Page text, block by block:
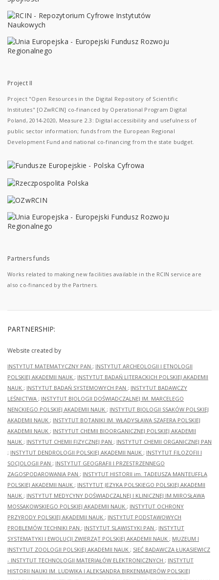
Project II
Project "Open Resources in the Digital Repository of Scientific
Institutes" [OZwRCIN] co-financed by Operational Program Digital
Poland, 2014-2020, Measure 2.3: Digital accessibility and usefulness of
public sector information; funds from the European Regional
Development Fund and national co-financing from the state budget.
Partners funds
Works related to making new facilities available in the RCIN service are
also co-financed by the Partners.
PARTNERSHIP:
Website created by
INSTYTUT MATEMATYCZNY PAN ; INSTYTUT ARCHEOLOGII I ETNOLOGII
POLSKIEJ AKADEMII NAUK ; INSTYTUT BADAŃ LITERACKICH POLSKIEJ AKADEMII
NAUK ; INSTYTUT BADAŃ SYSTEMOWYCH PAN ; INSTYTUT BADAWCZY
LEŚNICTWA ; INSTYTUT BIOLOGII DOŚWIADCZALNEJ IM. MARCELEGO
NENCKIEGO POLSKIEJ AKADEMII NAUK ; INSTYTUT BIOLOGII SSAKÓW POLSKIEJ
AKADEMII NAUK ; INSTYTUT BOTANIKI IM. WŁADYSŁAWA SZAFERA POLSKIEJ
AKADEMII NAUK ; INSTYTUT CHEMII BIOORGANICZNEJ POLSKIEJ AKADEMII
NAUK ; INSTYTUT CHEMII FIZYCZNEJ PAN ; INSTYTUT CHEMII ORGANICZNEJ PAN
; INSTYTUT DENDROLOGII POLSKIEJ AKADEMII NAUK ; INSTYTUT FILOZOFII I
SOCJOLOGII PAN ; INSTYTUT GEOGRAFII I PRZESTRZENNEGO
ZAGOSPODAROWANIA PAN ; INSTYTUT HISTORII im. TADEUSZA MANTEUFFLA
POLSKIEJ AKADEMII NAUK ; INSTYTUT JĘZYKA POLSKIEGO POLSKIEJ AKADEMII
NAUK ; INSTYTUT MEDYCYNY DOŚWIADCZALNEJ I KLINICZNEJ IM.MIROSŁAWA
MOSSAKOWSKIEGO POLSKIEJ AKADEMII NAUK ; INSTYTUT OCHRONY
PRZYRODY POLSKIEJ AKADEMII NAUK ; INSTYTUT PODSTAWOWYCH
PROBLEMÓW TECHNIKI PAN ; INSTYTUT SLAWISTYKI PAN ; INSTYTUT
SYSTEMATYKI I EWOLUCJI ZWIERZĄT POLSKIEJ AKADEMII NAUK ; MUZEUM I
INSTYTUT ZOOLOGII POLSKIEJ AKADEMII NAUK ; SIEĆ BADAWCZA ŁUKASIEWICZ
- INSTYTUT TECHNOLOGII MATERIAŁÓW ELEKTRONICZNYCH ; INSTYTUT
HISTORII NAUKI IM. LUDWIKA I ALEKSANDRA BIRKENMAJERÓW POLSKIEJ